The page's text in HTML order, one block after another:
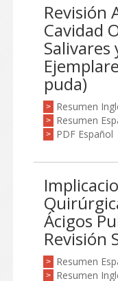
Revisión
Cavidad
Salivares
puda)
> Resumen
> Resumen
> PDF Español
Ácigos
Revisión
> Resumen
> Resumen